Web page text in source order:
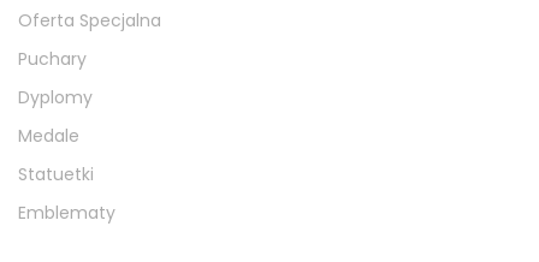
Oferta Specjalna
Puchary
Dyplomy
Medale
Statuetki
Emblematy